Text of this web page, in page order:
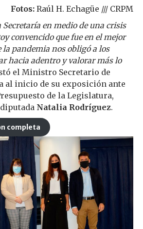
Fotos: Raúl H. Echagüe /// CRPM
Secretaría en medio de una crisis
convencido que fue en el mejor
la pandemia nos obligó a los
hacia adentro y valorar más lo
el Ministro Secretario de
al inicio de su exposición ante
de la Legislatura,
Natalia Rodríguez.
completa